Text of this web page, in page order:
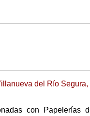
del Río Segura,
con Papelerías